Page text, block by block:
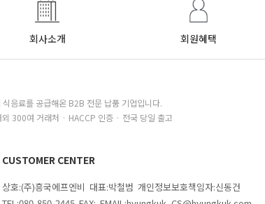
회사소개 회원혜택
음료를 공급해온 B2B 전문 납품 기업입니다.
300여 거래처 · HACCP 인증 · 전국 당일 출고
CUSTOMER CENTER
상호:(주)흥국에프엔비 대표:박철범 개인정보보호책임자:신동건